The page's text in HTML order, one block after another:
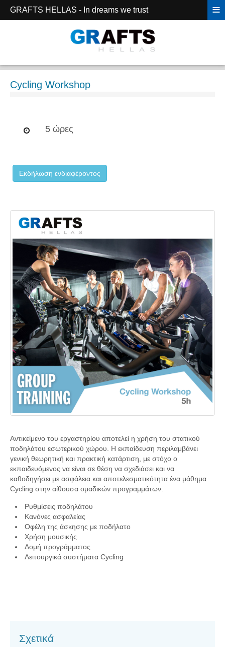
Cycling Workshop
5 ώρες
Εκδήλωση ενδιαφέροντος
Αντικείμενο του εργαστηρίου αποτελεί η χρήση του στατικού
ποδηλάτου εσωτερικού χώρου. Η εκπαίδευση περιλαμβάνει
γενική θεωρητική και πρακτική κατάρτιση, με στόχο ο
εκπαιδευόμενος να είναι σε θέση να σχεδιάσει και να
καθοδηγήσει με ασφάλεια και αποτελεσματικότητα ένα μάθημα
Cycling στην αίθουσα ομαδικών προγραμμάτων.
Ρυθμίσεις ποδηλάτου
Κανόνες ασφαλείας
Οφέλη της άσκησης με ποδήλατο
Χρήση μουσικής
Δομή προγράμματος
Λειτουργικά συστήματα Cycling
Σχετικά
GRAFTS HELLAS - In dreams we trust ≡